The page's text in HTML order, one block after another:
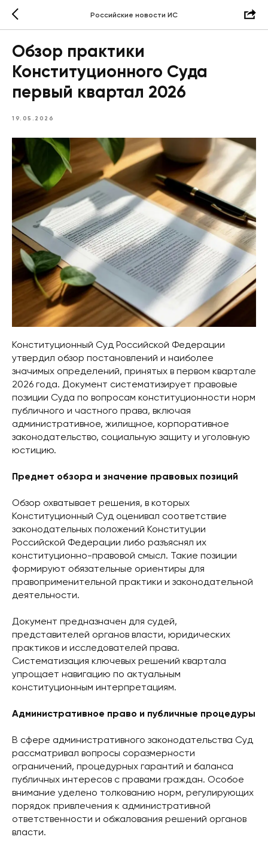
Российские новости ИС
Обзор практики
Конституционного Суда
первый квартал 2026
19.05.2026
Конституционный Суд Российской Федерации
утвердил обзор постановлений и наиболее
значимых определений, принятых в первом квартале
2026 года. Документ систематизирует правовые
позиции Суда по вопросам конституционности норм
публичного и частного права, включая
административное, жилищное, корпоративное
законодательство, социальную защиту и уголовную
юстицию.
Предмет обзора и значение правовых позиций
Обзор охватывает решения, в которых
Конституционный Суд оценивал соответствие
законодательных положений Конституции
Российской Федерации либо разъяснял их
конституционно-правовой смысл. Такие позиции
формируют обязательные ориентиры для
правоприменительной практики и законодательной
деятельности.
Документ предназначен для судей,
представителей органов власти, юридических
практиков и исследователей права.
Систематизация ключевых решений квартала
упрощает навигацию по актуальным
конституционным интерпретациям.
Административное право и публичные процедуры
В сфере административного законодательства Суд
рассматривал вопросы соразмерности
ограничений, процедурных гарантий и баланса
публичных интересов с правами граждан. Особое
внимание уделено толкованию норм, регулирующих
порядок привлечения к административной
ответственности и обжалования решений органов
власти.